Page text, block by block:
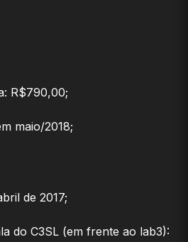
R$790,00;
maio/2018;
de 2017;
do C3SL (em frente ao lab3):